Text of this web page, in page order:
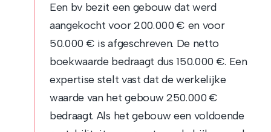
Een bv bezit een gebouw dat werd
aangekocht voor 200.000 € en voor
50.000 € is afgeschreven. De netto
boekwaarde bedraagt dus 150.000 €. Een
expertise stelt vast dat de werkelijke
waarde van het gebouw 250.000 €
bedraagt. Als het gebouw een voldoende